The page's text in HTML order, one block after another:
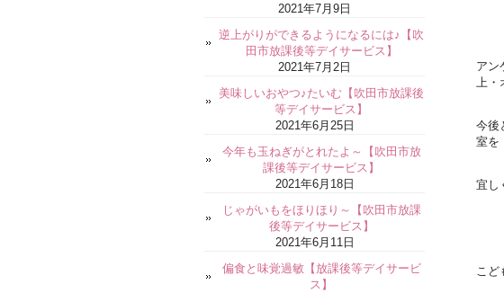
アン
上・
今後
室を
宜し
こど
2021年7月9日
逆上がりができるようになるには♪【吹
田市放課後等デイサービス】
2021年7月2日
美味しいおやつ♪たいむ【吹田市放課後
等デイサービス】
2021年6月25日
今年も玉ねぎがとれたよ～【吹田市放
課後等デイサービス】
2021年6月18日
じゃがいもをほりほり～【吹田市放課
後等デイサービス】
2021年6月11日
偏食と味覚過敏【放課後等デイサービ
ス】